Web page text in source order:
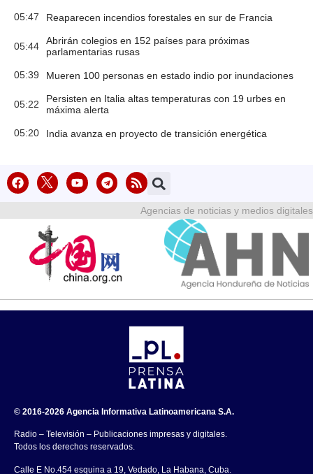
05:47 Reaparecen incendios forestales en sur de Francia
05:44
Abrirán colegios en 152 países para próximas
parlamentarias rusas
05:39 Mueren 100 personas en estado indio por inundaciones
05:22
Persisten en Italia altas temperaturas con 19 urbes en
máxima alerta
05:20 India avanza en proyecto de transición energética
Agencias de noticias y medios digitales
© 2016-2026 Agencia Informativa Latinoamericana S.A.
Radio – Televisión – Publicaciones impresas y digitales.
Todos los derechos reservados.
Calle E No.454 esquina a 19, Vedado, La Habana, Cuba.